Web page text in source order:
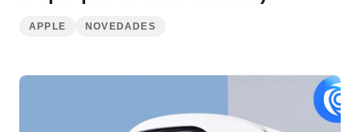
APPLE NOVEDADES